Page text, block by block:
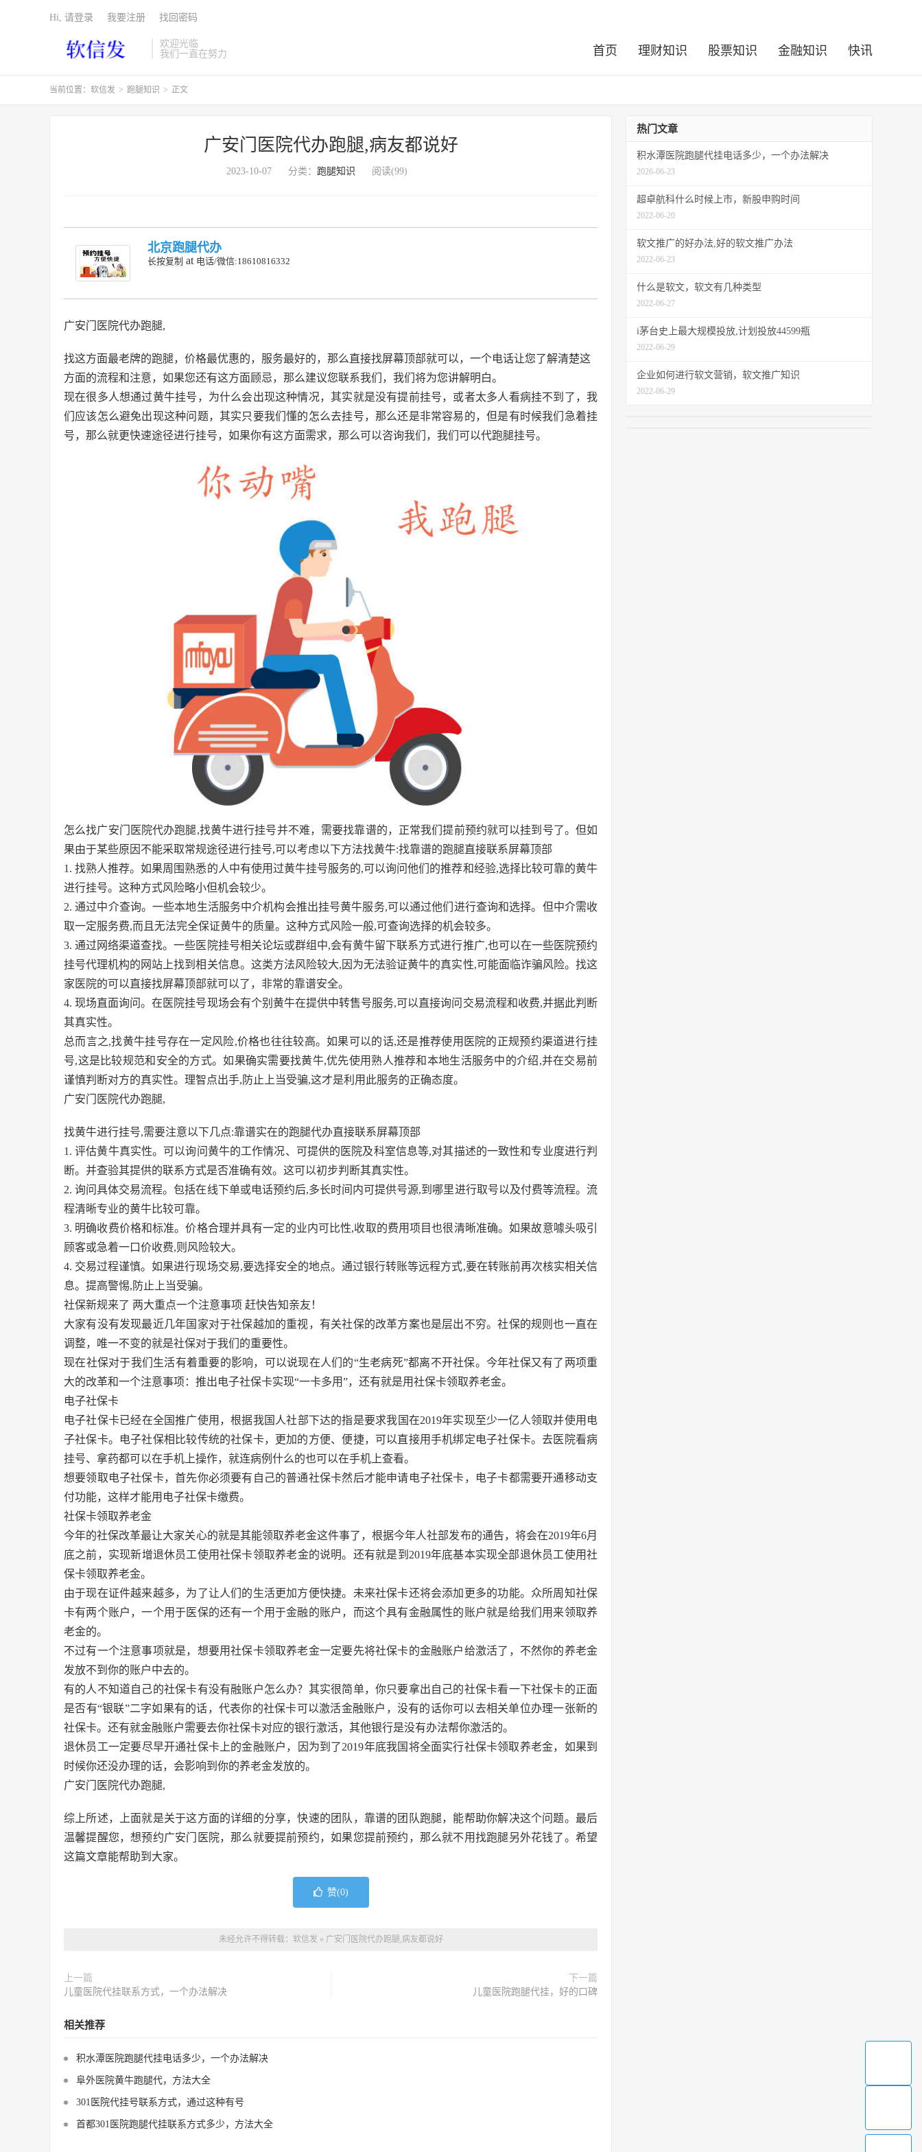
欢迎光临
我们一直在努力
首页 理财知识 股票知识 金融知识 快讯
Hi, 请登录 我要注册 找回密码
当前位置： 软信发 > 跑腿知识 > 正文
广安门医院代办跑腿,病友都说好
2023-10-07 分类： 跑腿知识 阅读(99)
北京跑腿代办
长按复制 at 电话/微信:18610816332
广安门医院代办跑腿,
找这方面最老牌的跑腿，价格最优惠的，服务最好的，那么直接找屏幕顶部就可以，一个电话让您了解清楚这
方面的流程和注意，如果您还有这方面顾忌，那么建议您联系我们，我们将为您讲解明白。
现在很多人想通过黄牛挂号，为什么会出现这种情况，其实就是没有提前挂号，或者太多人看病挂不到了，我
们应该怎么避免出现这种问题，其实只要我们懂的怎么去挂号，那么还是非常容易的，但是有时候我们急着挂
号，那么就更快速途径进行挂号，如果你有这方面需求，那么可以咨询我们，我们可以代跑腿挂号。
怎么找广安门医院代办跑腿,找黄牛进行挂号并不难，需要找靠谱的，正常我们提前预约就可以挂到号了。但如
果由于某些原因不能采取常规途径进行挂号,可以考虑以下方法找黄牛:找靠谱的跑腿直接联系屏幕顶部
1. 找熟人推荐。如果周围熟悉的人中有使用过黄牛挂号服务的,可以询问他们的推荐和经验,选择比较可靠的黄牛
进行挂号。这种方式风险略小但机会较少。
2. 通过中介查询。一些本地生活服务中介机构会推出挂号黄牛服务,可以通过他们进行查询和选择。但中介需收
取一定服务费,而且无法完全保证黄牛的质量。这种方式风险一般,可查询选择的机会较多。
3. 通过网络渠道查找。一些医院挂号相关论坛或群组中,会有黄牛留下联系方式进行推广,也可以在一些医院预约
挂号代理机构的网站上找到相关信息。这类方法风险较大,因为无法验证黄牛的真实性,可能面临诈骗风险。找这
家医院的可以直接找屏幕顶部就可以了，非常的靠谱安全。
4. 现场直面询问。在医院挂号现场会有个别黄牛在提供中转售号服务,可以直接询问交易流程和收费,并据此判断
其真实性。
总而言之,找黄牛挂号存在一定风险,价格也往往较高。如果可以的话,还是推荐使用医院的正规预约渠道进行挂
号,这是比较规范和安全的方式。如果确实需要找黄牛,优先使用熟人推荐和本地生活服务中的介绍,并在交易前
谨慎判断对方的真实性。理智点出手,防止上当受骗,这才是利用此服务的正确态度。
广安门医院代办跑腿,
找黄牛进行挂号,需要注意以下几点:靠谱实在的跑腿代办直接联系屏幕顶部
1. 评估黄牛真实性。可以询问黄牛的工作情况、可提供的医院及科室信息等,对其描述的一致性和专业度进行判
断。并查验其提供的联系方式是否准确有效。这可以初步判断其真实性。
2. 询问具体交易流程。包括在线下单或电话预约后,多长时间内可提供号源,到哪里进行取号以及付费等流程。流
程清晰专业的黄牛比较可靠。
3. 明确收费价格和标准。价格合理并具有一定的业内可比性,收取的费用项目也很清晰准确。如果故意噱头吸引
顾客或急着一口价收费,则风险较大。
4. 交易过程谨慎。如果进行现场交易,要选择安全的地点。通过银行转账等远程方式,要在转账前再次核实相关信
息。提高警惕,防止上当受骗。
社保新规来了 两大重点一个注意事项 赶快告知亲友！
大家有没有发现最近几年国家对于社保越加的重视，有关社保的改革方案也是层出不穷。社保的规则也一直在
调整，唯一不变的就是社保对于我们的重要性。
现在社保对于我们生活有着重要的影响，可以说现在人们的“生老病死”都离不开社保。今年社保又有了两项重
大的改革和一个注意事项：推出电子社保卡实现“一卡多用”，还有就是用社保卡领取养老金。
电子社保卡
电子社保卡已经在全国推广使用，根据我国人社部下达的指是要求我国在2019年实现至少一亿人领取并使用电
子社保卡。电子社保相比较传统的社保卡，更加的方便、便捷，可以直接用手机绑定电子社保卡。去医院看病
挂号、拿药都可以在手机上操作，就连病例什么的也可以在手机上查看。
想要领取电子社保卡，首先你必须要有自己的普通社保卡然后才能申请电子社保卡，电子卡都需要开通移动支
付功能，这样才能用电子社保卡缴费。
社保卡领取养老金
今年的社保改革最让大家关心的就是其能领取养老金这件事了，根据今年人社部发布的通告，将会在2019年6月
底之前，实现新增退休员工使用社保卡领取养老金的说明。还有就是到2019年底基本实现全部退休员工使用社
保卡领取养老金。
由于现在证件越来越多，为了让人们的生活更加方便快捷。未来社保卡还将会添加更多的功能。众所周知社保
卡有两个账户，一个用于医保的还有一个用于金融的账户，而这个具有金融属性的账户就是给我们用来领取养
老金的。
不过有一个注意事项就是，想要用社保卡领取养老金一定要先将社保卡的金融账户给激活了，不然你的养老金
发放不到你的账户中去的。
有的人不知道自己的社保卡有没有融账户怎么办？其实很简单，你只要拿出自己的社保卡看一下社保卡的正面
是否有“银联”二字如果有的话，代表你的社保卡可以激活金融账户，没有的话你可以去相关单位办理一张新的
社保卡。还有就金融账户需要去你社保卡对应的银行激活，其他银行是没有办法帮你激活的。
退休员工一定要尽早开通社保卡上的金融账户，因为到了2019年底我国将全面实行社保卡领取养老金，如果到
时候你还没办理的话，会影响到你的养老金发放的。
广安门医院代办跑腿,
综上所述，上面就是关于这方面的详细的分享，快速的团队，靠谱的团队跑腿，能帮助你解决这个问题。最后
温馨提醒您，想预约广安门医院，那么就要提前预约，如果您提前预约，那么就不用找跑腿另外花钱了。希望
这篇文章能帮助到大家。
赞(0)
未经允许不得转载： 软信发 » 广安门医院代办跑腿,病友都说好
上一篇
儿童医院代挂联系方式，一个办法解决
下一篇
儿童医院跑腿代挂，好的口碑
相关推荐
积水潭医院跑腿代挂电话多少，一个办法解决
阜外医院黄牛跑腿代，方法大全
301医院代挂号联系方式，通过这种有号
首都301医院跑腿代挂联系方式多少，方法大全
热门文章
积水潭医院跑腿代挂电话多少，一个办法解决
2026-06-23
超卓航科什么时候上市，新股申购时间
2022-06-20
软文推广的好办法,好的软文推广办法
2022-06-23
什么是软文，软文有几种类型
2022-06-27
i茅台史上最大规模投放,计划投放44599瓶
2022-06-29
企业如何进行软文营销，软文推广知识
2022-06-29